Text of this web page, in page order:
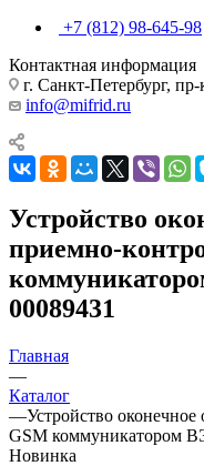
+7 (812) 98-645-98
Контактная информация
г. Санкт-Петербург,
info@mifrid.ru
Устройство
приемно-
00089431
Главная
—
Каталог
—Устройство
GSM коммуникатором
Новинка